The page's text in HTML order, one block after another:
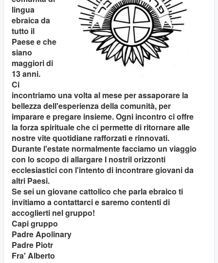
lingua
ebraica da
tutto il
Paese e che
siano
maggiori di
13 anni.
Ci
incontriamo una volta al mese per assaporare la
bellezza dell'esperienza della comunità, per
imparare e pregare insieme. Ogni incontro ci offre
la forza spirituale che ci permette di ritornare alle
nostre vite quotidiane rafforzati e rinnovati.
Durante l'estate normalmente facciamo un viaggio
con lo scopo di allargare I nostril orizzonti
ecclesiastici con l'intento di incontrare giovani da
altri Paesi.
Se sei un giovane cattolico che parla ebraico ti
invitiamo a contattarci e saremo contenti di
accoglierti nel gruppo!
Capi gruppo
Padre Apolinary
Padre Piotr
Fra' Alberto